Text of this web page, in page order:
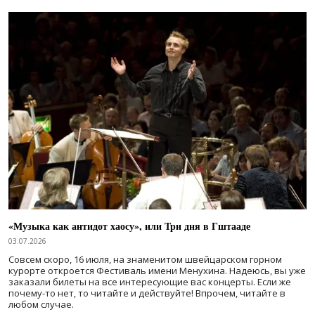
«Музыка как антидот хаосу», или Три дня в Гштааде
03.07.2026
Совсем скоро, 16 июля, на знаменитом швейцарском горном
курорте откроется Фестиваль имени Менухина. Надеюсь, вы уже
заказали билеты на все интересующие вас концерты. Если же
почему-то нет, то читайте и действуйте! Впрочем, читайте в
любом случае.